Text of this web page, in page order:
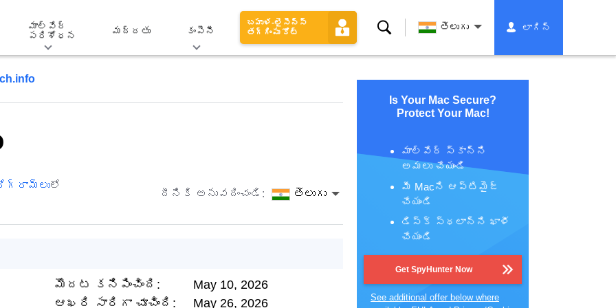
మాల్వేర్
పరిశోధన
మద్దతు కంపెనీ
బహుళ-లైసెన్స్
తగ్గింపు కోట్
శోధన తెలుగు లాగిన్
లో
దీనికి అనువదించండి: తెలుగు
మొదట కనిపించింది:
May 10, 2026
ఆఖరి సారిగా చూచింది:
May 26, 2026
Is Your Mac Secure?
Protect Your Mac!
మాల్వేర్ స్కాన్‌ని
అమలు చేయండి
మీ Macని ఆప్టిమైజ్
చేయండి
డిస్క్ స్థలాన్ని ఖాళీ
చేయండి
Get SpyHunter Now
See additional offer below where